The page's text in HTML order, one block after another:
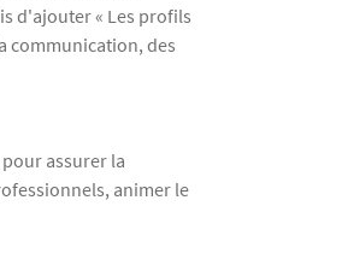
d'ajouter « Les profils
communication, des
assurer la
animer le